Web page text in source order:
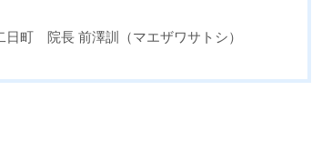
町 院長 前澤訓（マエザワサトシ）